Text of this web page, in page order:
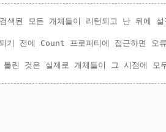
색된 모든 개체들이 리턴되고 난 뒤에 설
기 전에 Count 프로퍼티에 접근하면 오